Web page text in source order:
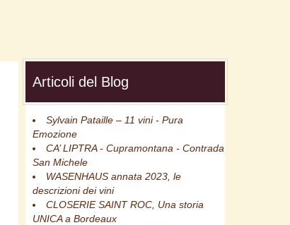
Articoli del Blog
Sylvain Pataille – 11 vini - Pura
Emozione
CA’ LIPTRA - Cupramontana - Contrada
San Michele
WASENHAUS annata 2023, le
descrizioni dei vini
CLOSERIE SAINT ROC, Una storia
UNICA a Bordeaux